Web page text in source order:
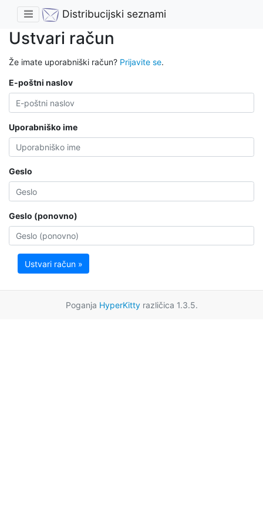
Distribucijski seznami
Ustvari račun
Že imate uporabniški račun? Prijavite se.
E-poštni naslov
Uporabniško ime
Geslo
Geslo (ponovno)
Ustvari račun »
Poganja HyperKittyrazličica 1.3.5.